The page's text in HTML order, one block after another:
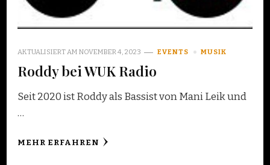
AKTUALISIERT AM NOVEMBER 4, 2023 EVENTS MUSIK
Roddy bei WUK Radio
Seit 2020 ist Roddy als Bassist von Mani Leik und
…
MEHR ERFAHREN